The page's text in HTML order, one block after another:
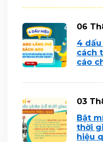
06
4 dấu
cách
cáo
03
Bật
thời
hiệu